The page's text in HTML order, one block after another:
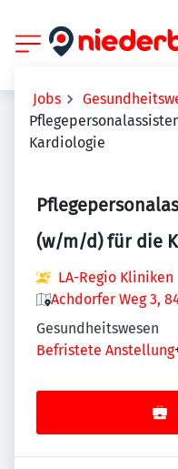
Jobs
Kardiologie
(w/m/d) für die
LA-Regio Kliniken
Achdorfer Weg 3,
Gesundheitswesen
Befristete Anstellung